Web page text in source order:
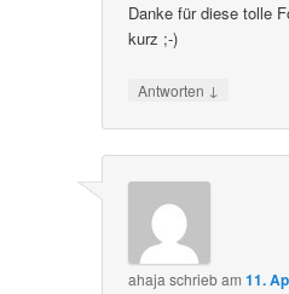
Danke für diese tolle
kurz ;-)
Antworten ↓
ahaja schriebam11.